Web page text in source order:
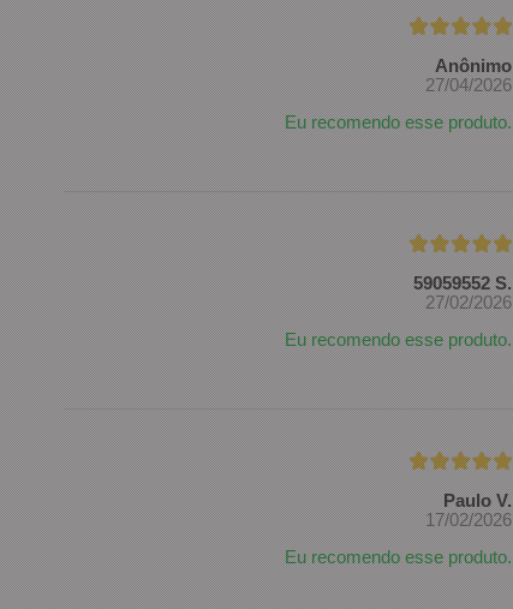
Anônimo
27/04/2026
Eu recomendo esse produto.
59059552 S.
27/02/2026
Eu recomendo esse produto.
Paulo V.
17/02/2026
Eu recomendo esse produto.